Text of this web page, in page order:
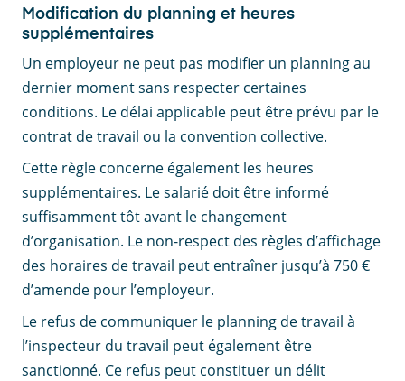
Modification du planning et heures
supplémentaires
Un employeur ne peut pas modifier un planning au
dernier moment sans respecter certaines
conditions. Le délai applicable peut être prévu par le
contrat de travail ou la convention collective.
Cette règle concerne également les heures
supplémentaires. Le salarié doit être informé
suffisamment tôt avant le changement
d’organisation. Le non-respect des règles d’affichage
des horaires de travail peut entraîner jusqu’à 750 €
d’amende pour l’employeur.
Le refus de communiquer le planning de travail à
l’inspecteur du travail peut également être
sanctionné. Ce refus peut constituer un délit